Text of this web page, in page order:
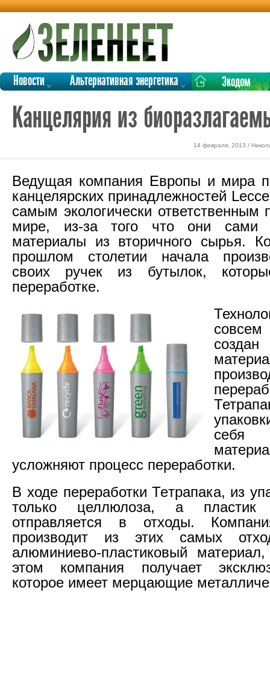
Новости Альтернативная энергетика Экодом
Канцелярия из
14 февраля, 2013 /
Ведущая компания Европы и мира
канцелярских принадлежностей
самым экологически ответственным
мире, из-за того что они сами
материалы из вторичного сырья.
прошлом столетии начала
своих ручек из бутылок,
переработке.
себя
усложняют процесс переработки.
В ходе переработки Тетрапака, из
только целлюлоза, а
отправляется в отходы.
производит из этих самых
алюминиево-пластиковый
этом компания получает
которое имеет мерцающие